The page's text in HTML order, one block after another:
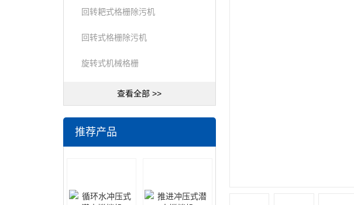
回转耙式格栅除污机
回转式格栅除污机
旋转式机械格栅
查看全部 >>
推荐产品